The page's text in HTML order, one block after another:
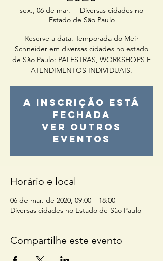
sex., 06 de mar.
  |
Diversas cidades no
Estado de São Paulo
Reserve a data. Temporada do Meir
Schneider em diversas cidades no estado
de São Paulo: PALESTRAS, WORKSHOPS E
ATENDIMENTOS INDIVIDUAIS.
A inscrição está
fechada
Ver outros
eventos
Horário e local
06 de mar. de 2020, 09:00 – 18:00
Diversas cidades no Estado de São Paulo
Compartilhe este evento